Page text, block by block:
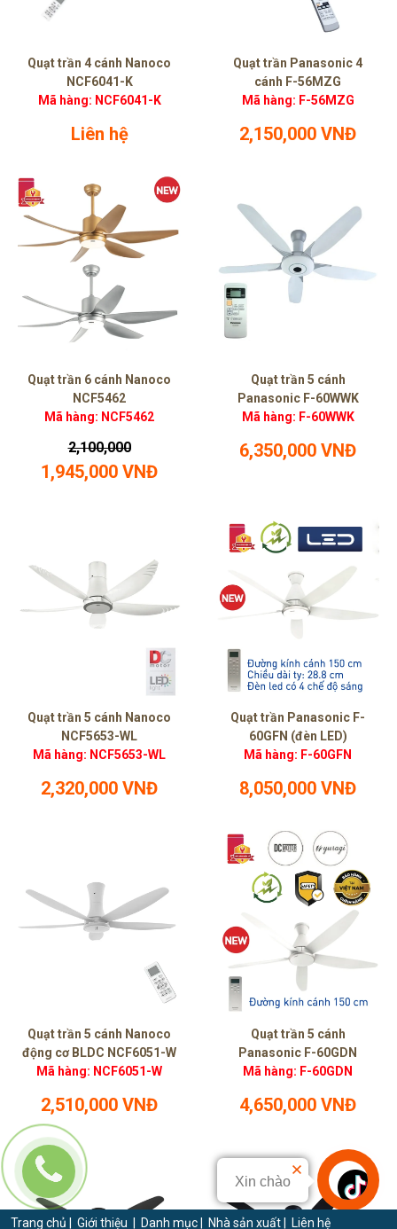
Quạt trần 4 cánh Nanoco
NCF6041-K
Mã hàng: NCF6041-K
Liên hệ
Quạt trần Panasonic 4
cánh F-56MZG
Mã hàng: F-56MZG
2,150,000 VNĐ
Quạt trần 6 cánh Nanoco
NCF5462
Mã hàng: NCF5462
2,100,000
1,945,000 VNĐ
Quạt trần 5 cánh
Panasonic F-60WWK
Mã hàng: F-60WWK
6,350,000 VNĐ
Quạt trần 5 cánh Nanoco
NCF5653-WL
Mã hàng: NCF5653-WL
2,320,000 VNĐ
Quạt trần Panasonic F-
60GFN (đèn LED)
Mã hàng: F-60GFN
8,050,000 VNĐ
Quạt trần 5 cánh Nanoco
động cơ BLDC NCF6051-W
Mã hàng: NCF6051-W
2,510,000 VNĐ
Quạt trần 5 cánh
Panasonic F-60GDN
Mã hàng: F-60GDN
4,650,000 VNĐ
Trang chủ Giới thiệu Danh mục Nhà sản xuất Liên hệ
Xin chào